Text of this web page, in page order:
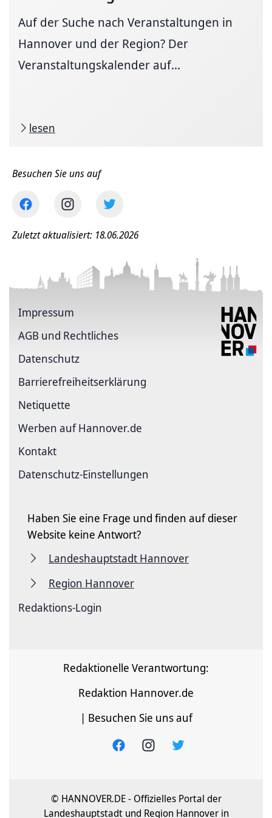
Auf der Suche nach Veranstaltungen in
Hannover und der Region? Der
Veranstaltungskalender auf...
lesen
Besuchen Sie uns auf
Zuletzt aktualisiert: 18.06.2026
Impressum
AGB und Rechtliches
Datenschutz
Barriere­freiheits­erklärung
Netiquette
Werben auf Hannover.de
Kontakt
Datenschutz-Einstellungen
Haben Sie eine Frage und finden auf dieser
Website keine Antwort?
Landeshauptstadt Hannover
Region Hannover
Redaktions-Login
Redaktionelle Verantwortung:
Redaktion Hannover.de
| Besuchen Sie uns auf
© HANNOVER.DE - Offizielles Portal der
Landeshauptstadt und Region Hannover in